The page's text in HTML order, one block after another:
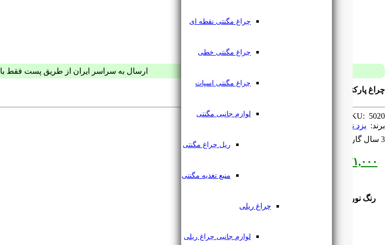
چراغ مگنتی نقطه ای
چراغ مگنتی خطی
چراغ مگنتی اسپات
لوازم جانبی مگنتی
ریل چراغ مگنتی
منبع تغذیه مگنتی
چراغ ریلی
لوازم جانبی چراغ ریلی
ارسال به سراسر ایران از طریق پست فقط با 59 هزار تومان
چراغ پارکتی چشمی 3 وات رویه 5 سانت COB یزدنور
SKU: ‌ 5020
برند: ‌ یزد نور
3 سال گارانتی
۵۳۱,۰۰۰
رنگ نور